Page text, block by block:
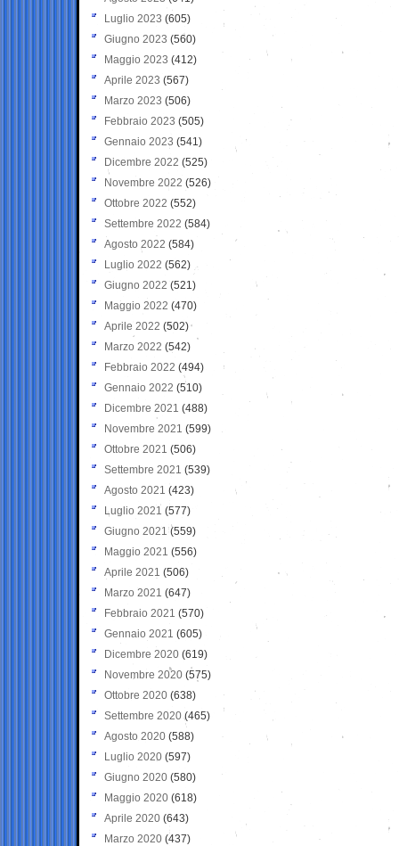
Luglio 2023 (605)
Giugno 2023 (560)
Maggio 2023 (412)
Aprile 2023 (567)
Marzo 2023 (506)
Febbraio 2023 (505)
Gennaio 2023 (541)
Dicembre 2022 (525)
Novembre 2022 (526)
Ottobre 2022 (552)
Settembre 2022 (584)
Agosto 2022 (584)
Luglio 2022 (562)
Giugno 2022 (521)
Maggio 2022 (470)
Aprile 2022 (502)
Marzo 2022 (542)
Febbraio 2022 (494)
Gennaio 2022 (510)
Dicembre 2021 (488)
Novembre 2021 (599)
Ottobre 2021 (506)
Settembre 2021 (539)
Agosto 2021 (423)
Luglio 2021 (577)
Giugno 2021(559)
Maggio 2021 (556)
Aprile 2021 (506)
Marzo 2021 (647)
Febbraio 2021 (570)
Gennaio 2021 (605)
Dicembre 2020 (619)
Novembre 2020 (575)
Ottobre 2020 (638)
Settembre 2020(465)
Agosto 2020 (588)
Luglio 2020 (597)
Giugno 2020 (580)
Maggio 2020 (618)
Aprile 2020 (643)
Marzo 2020 (437)